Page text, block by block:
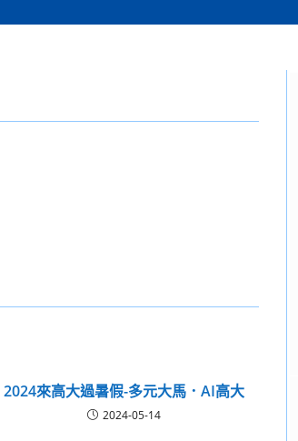
2024來高大過暑假-多元大馬．AI高大
2024-05-14